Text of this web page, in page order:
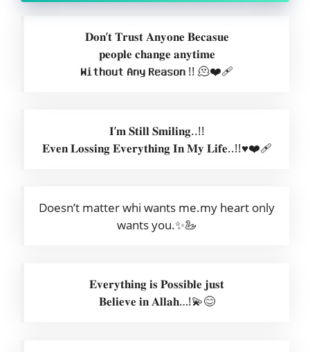
𝐃𝐨𝐧’𝐭 𝐓𝐫𝐮𝐬𝐭 𝐀𝐧𝐲𝐨𝐧𝐞 𝐁𝐞𝐜𝐚𝐬𝐮𝐞
𝐩𝐞𝐨𝐩𝐥𝐞 𝐜𝐡𝐚𝐧𝐠𝐞 𝐚𝐧𝐲𝐭𝐢𝐦𝐞
𝐖𝐢𝐭𝐡𝐨𝐮𝐭 𝐀𝐧𝐲 𝐑𝐞𝐚𝐬𝐨𝐧 !! 🫠❤️‍🩹
𝐈’𝐦 𝐒𝐭𝐢𝐥𝐥 𝐒𝐦𝐢𝐥𝐢𝐧𝐠..!!
𝐄𝐯𝐞𝐧 𝐋𝐨𝐬𝐬𝐢𝐧𝐠 𝐄𝐯𝐞𝐫𝐲𝐭𝐡𝐢𝐧𝐠 𝐈𝐧 𝐌𝐲 𝐋𝐢𝐟𝐞..!!♥️❤️🩹
Doesn’t matter whi wants me.my heart only
wants you.✨🦢
𝐄𝐯𝐞𝐫𝐲𝐭𝐡𝐢𝐧𝐠 𝐢𝐬 𝐏𝐨𝐬𝐬𝐢𝐛𝐥𝐞 𝐣𝐮𝐬𝐭
𝐁𝐞𝐥𝐢𝐞𝐯𝐞 𝐢𝐧 𝐀𝐥𝐥𝐚𝐡…!💫😊